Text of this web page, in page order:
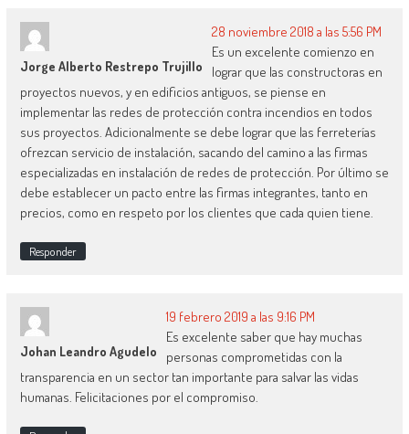
Jorge Alberto Restrepo Trujillo
28 noviembre 2018 a las 5:56 PM
Es un excelente comienzo en
lograr que las constructoras en
proyectos nuevos, y en edificios antiguos, se piense en
implementar las redes de protección contra incendios en todos
sus proyectos. Adicionalmente se debe lograr que las ferreterías
ofrezcan servicio de instalación, sacando del camino a las firmas
especializadas en instalación de redes de protección. Por último se
debe establecer un pacto entre las firmas integrantes, tanto en
precios, como en respeto por los clientes que cada quien tiene.
Responder
Johan Leandro Agudelo
19 febrero 2019 a las 9:16 PM
Es excelente saber que hay muchas
personas comprometidas con la
transparencia en un sector tan importante para salvar las vidas
humanas. Felicitaciones por el compromiso.